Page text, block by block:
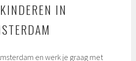
IN
en werk je graag met